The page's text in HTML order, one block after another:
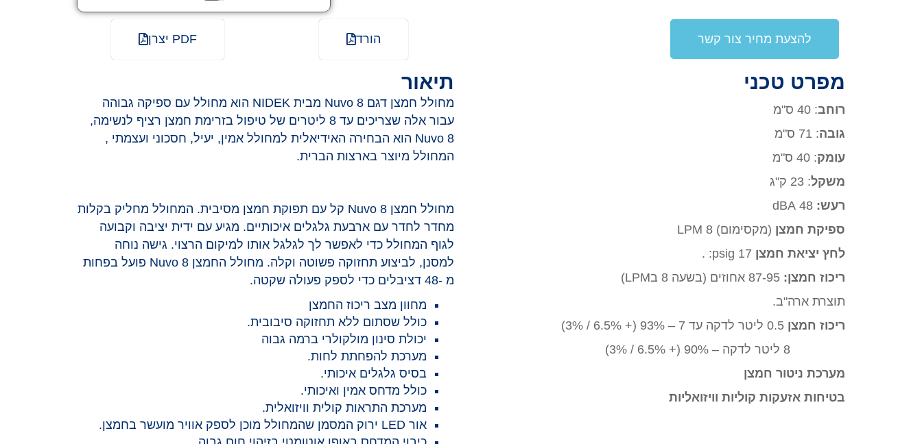
להצעת מחיר צור קשר הורד PDF יצרן
מפרט טכני
רוחב: 40 ס"מ
גובה: 71 ס"מ
עומק: 40 ס"מ
משקל: 23 ק"ג
רעש:
ספיקת חמצן (מקסימום) 8 LPM
לחץ יציאת חמצן
ריכוז חמצן:
תוצרת ארה"ב.
ריכוז חמצן
מערכת ניטור חמצן
בטיחות אזעקות קוליות וויזואליות
תיאור
מחולל חמצן דגם Nuvo 8 מבית NIDEK הוא מחולל עם ספיקה גבוהה
עבור אלה שצריכים עד 8 ליטרים של טיפול בזרימת חמצן רציף לנשימה,
Nuvo 8 הוא הבחירה האידיאלית למחולל אמין, יעיל, חסכוני ועצמתי ,
המחולל מיוצר בארצות הברית.
מחולל חמצן Nuvo 8 קל עם תפוקת חמצן מסיבית. המחולל מחליק בקלות
מחדר לחדר עם ארבעת גלגלים איכותיים. מגיע עם ידית יציבה וקבועה
לגוף המחולל כדי לאפשר לך לגלגל אותו למיקום הרצוי. גישה נוחה
למסנן, לביצוע תחזוקה פשוטה וקלה. מחולל החמצן Nuvo 8 פועל בפחות
מ -48 דציבלים כדי לספק פעולה שקטה.
מחוון מצב ריכוז החמצן
כולל שסתום ללא תחזוקה סיבובית.
יכולת סינון מולקולרי ברמה גבוה
מערכת להפחתת לחות.
בסיס גלגלים איכותי.
כולל מדחס אמין ואיכותי.
מערכת התראות קולית וויזואלית.
אור LED ירוק המסמן שהמחולל מוכן לספק אוויר מועשר בחמצן.